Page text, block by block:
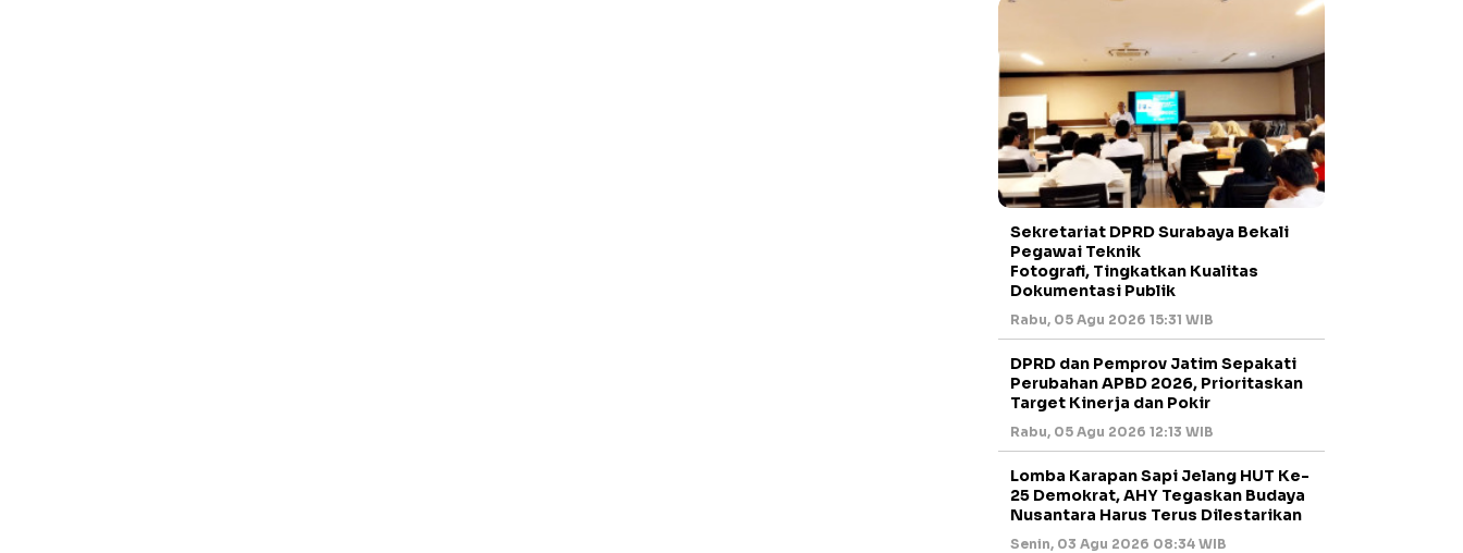
Sekretariat DPRD Surabaya Bekali
Pegawai Teknik
Fotografi, Tingkatkan Kualitas
Dokumentasi Publik
Rabu, 05 Agu 2026 15:31 WIB
DPRD dan Pemprov Jatim Sepakati
Perubahan APBD 2026, Prioritaskan
Target Kinerja dan Pokir
Rabu, 05 Agu 2026 12:13 WIB
Lomba Karapan Sapi Jelang HUT Ke-
25 Demokrat, AHY Tegaskan Budaya
Nusantara Harus Terus Dilestarikan
Senin, 03 Agu 2026 08:34 WIB